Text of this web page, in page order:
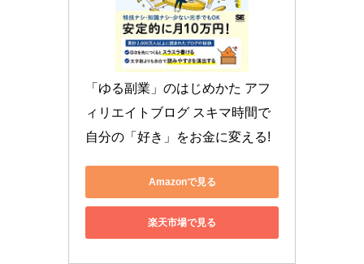
「ゆる副業」のはじめかた アフ
ィリエイトブログ スキマ時間で
自分の「好き」をお金に変える!
Amazonで見る
楽天市場で見る